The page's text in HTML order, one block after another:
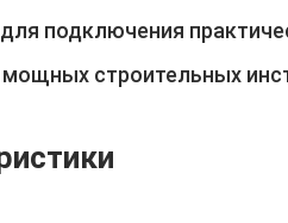
подключения
мощных строительных